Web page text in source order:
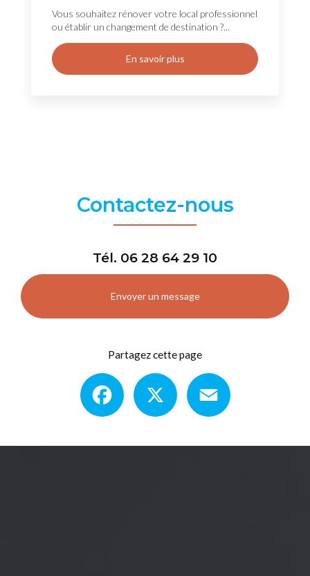
Vous souhaitez rénover votre local professionnel
ou établir un changement de destination ?...
En savoir plus
Contactez-nous
Tél. 06 28 64 29 10
Envoyer un message
Partagez cette page
Facebook